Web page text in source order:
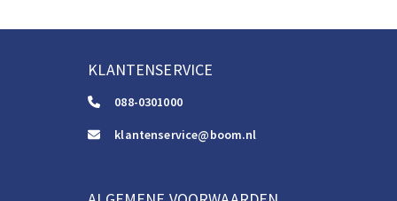
KLANTENSERVICE
088-0301000
klantenservice@boom.nl